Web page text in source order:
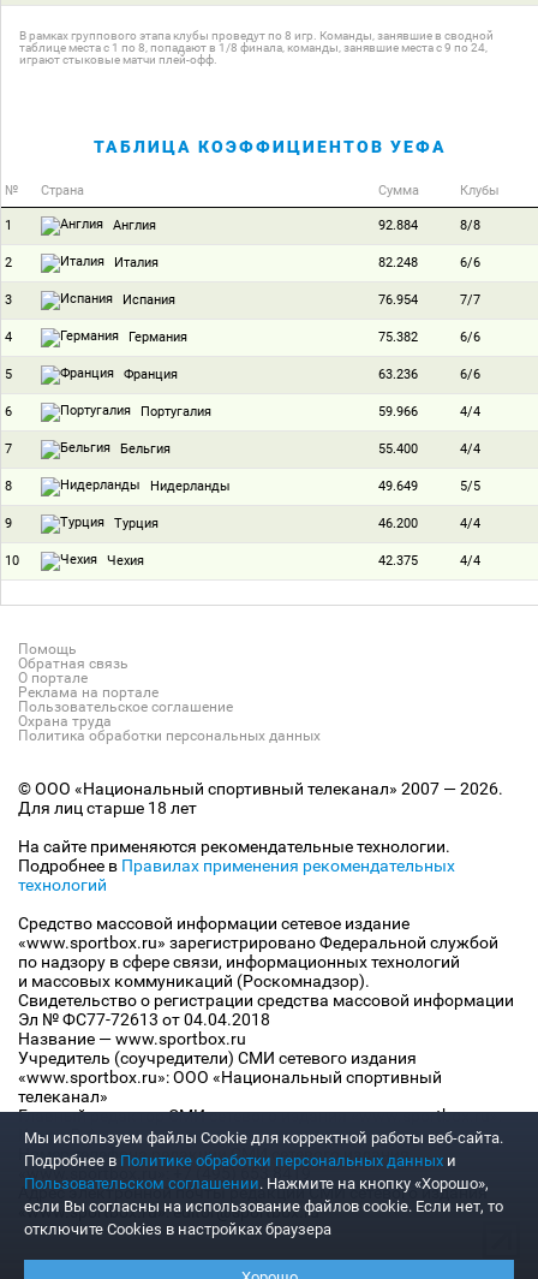
В рамках группового этапа клубы проведут по 8 игр. Команды, занявшие в сводной
таблице места с 1 по 8, попадают в 1/8 финала, команды, занявшие места с 9 по 24,
играют стыковые матчи плей-офф.
ТАБЛИЦА КОЭФФИЦИЕНТОВ УЕФА
№ Страна Сумма Клубы
1 Англия 92.884 8/8
2 Италия 82.248 6/6
3 Испания 76.954 7/7
4 Германия 75.382 6/6
5 Франция 63.236 6/6
6 Португалия 59.966 4/4
7 Бельгия 55.400 4/4
8 Нидерланды 49.649 5/5
9 Турция 46.200 4/4
10 Чехия 42.375 4/4
Помощь
Обратная связь
О портале
Реклама на портале
Пользовательское соглашение
Охрана труда
Политика обработки персональных данных
© ООО «Национальный спортивный телеканал» 2007 — 2026.
Для лиц старше 18 лет
На сайте применяются рекомендательные технологии.
Подробнее в Правилах применения рекомендательных
технологий
Средство массовой информации сетевое издание
«www.sportbox.ru» зарегистрировано Федеральной службой
по надзору в сфере связи, информационных технологий
и массовых коммуникаций (Роскомнадзор).
Свидетельство о регистрации средства массовой информации
Эл № ФС77-72613 от 04.04.2018
Название — www.sportbox.ru
Учредитель (соучредители) СМИ сетевого издания
«www.sportbox.ru»: ООО «Национальный спортивный
телеканал»
Главный редактор СМИ сетевого издания «www.sportbox.ru»:
Конов В.А.
Номер телефона редакции СМИ сетевого издания
«www.sportbox.ru»: +7 (495) 653 8419
Адрес электронной почты редакции СМИ сетевого издания
«www.sportbox.ru»: editor@sportbox.ru
Мы используем файлы Сookie для корректной работы веб-сайта.
Подробнее в Политике обработки персональных данных и
Пользовательском соглашении. Нажмите на кнопку «Хорошо»,
если Вы согласны на использование файлов cookie. Если нет, то
отключите Cookies в настройках браузера